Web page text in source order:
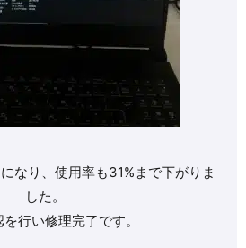
なり、使用率も31%まで下がりま
した。
行い修理完了です。